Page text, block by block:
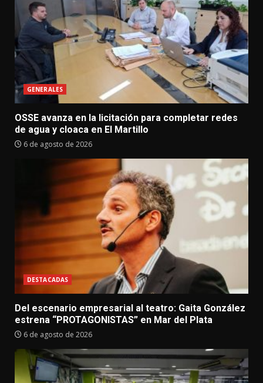
GENERALES
OSSE avanza en la licitación para completar redes
de agua y cloaca en El Martillo
6 de agosto de 2026
DESTACADAS
Del escenario empresarial al teatro: Gaita González
estrena “PROTAGONISTAS” en Mar del Plata
6 de agosto de 2026